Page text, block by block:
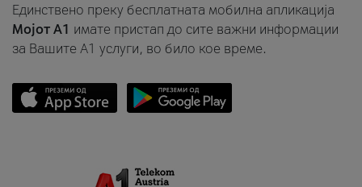
Единствено преку бесплатната мобилна апликација
Мојот A1 имате пристап до сите важни информации
за Вашите A1 услуги, во било кое време.